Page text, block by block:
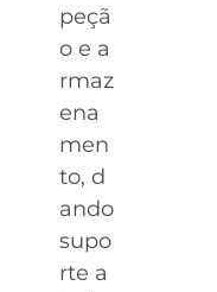
peçã
o e a
rmaz
ena
men
to, d
ando
supo
rte a